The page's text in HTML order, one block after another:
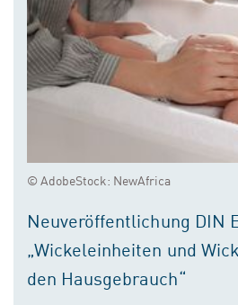
© AdobeStock: NewAfrica
Neuveröffentlichung DIN
„Wickeleinheiten und
den Hausgebrauch“